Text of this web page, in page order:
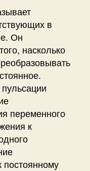
в
Он
насколько
переменного
к